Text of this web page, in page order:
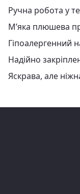
Ручна робота у
М’яка плюшева
Гіпоалергенний
Надійно
Яскрава, але